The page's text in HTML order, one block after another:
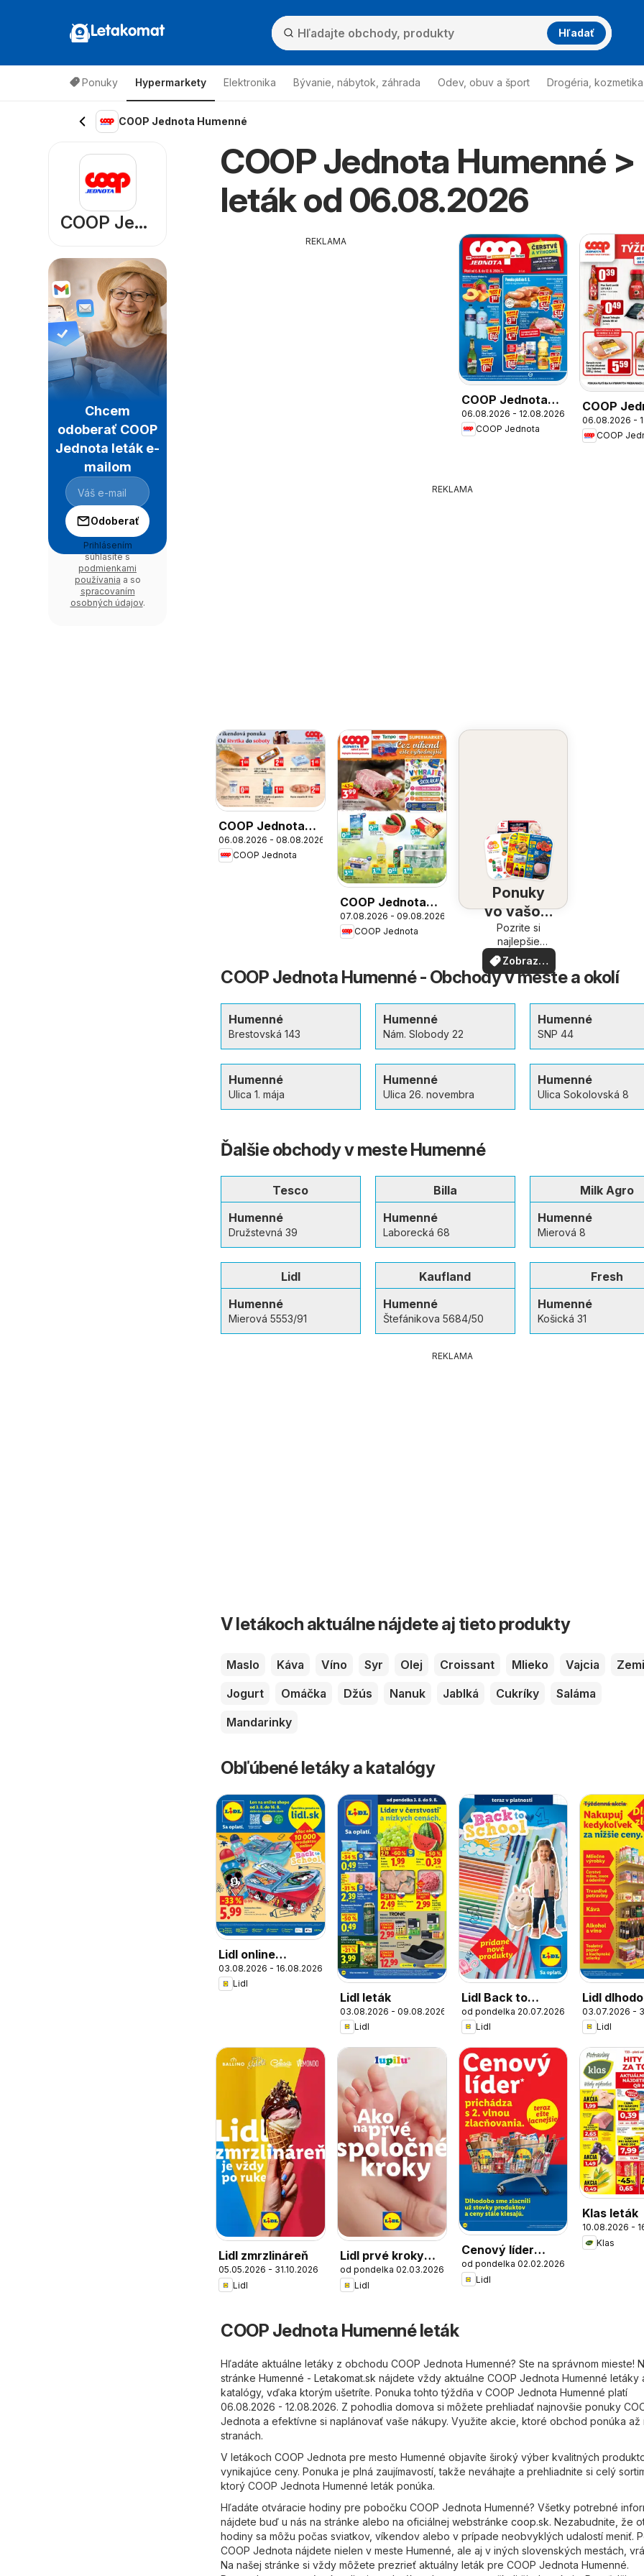
Letakomat Hľadať
Ponuky Hypermarkety Elektronika Bývanie, nábytok, záhrada Odev, obuv a šport Drogéria, kozmetika
COOP Jednota Humenné
COOP Jednota Humenné >
leták od 06.08.2026
REKLAMA
COOP Jednota
leták
06.08.2026 - 12.08.2026
COOP Jednota
COOP
týždňovka
06.08.2026 -
COOP
REKLAMA
COOP Jednota
víkendová
ponuka Trnava
06.08.2026 - 08.08.2026
COOP Jednota
COOP Jednota
cez víkend ešte
výhodnejšie
07.08.2026 - 09.08.2026
COOP Jednota
Ponuky
vo vašom
okolí
Pozrite si
najlepšie
ponuky vo
vašom okolí
Zobraziť
viac
COOP Jednota Humenné - Obchody v meste a okolí
Humenné
Brestovská 143
Humenné
Nám. Slobody 22
Humenné
SNP 44
Humenné
Ulica 1. mája
Humenné
Ulica 26. novembra
Humenné
Ulica Sokolovská 8
Ďalšie obchody v meste Humenné
Tesco
Humenné
Družstevná 39
Billa
Humenné
Laborecká 68
Milk Agro
Humenné
Mierová 8
Lidl
Humenné
Mierová 5553/91
Kaufland
Humenné
Štefánikova 5684/50
Fresh
Humenné
Košická 31
REKLAMA
V letákoch aktuálne nájdete aj tieto produkty
Maslo Káva Víno Syr Olej Croissant Mlieko Vajcia
Jogurt
Omáčka Džús Nanuk Jablká Cukríky
Saláma
Mandarinky
Obľúbené letáky a katalógy
Lidl online
magazín
03.08.2026 - 16.08.2026
Lidl
Lidl leták
03.08.2026 - 09.08.2026
Lidl
Lidl Back to
school
od pondelka 20.07.2026
Lidl
Lidl
zlacnené
03.07.2026 -
Lidl
Lidl zmrzlináreň
05.05.2026 - 31.10.2026
Lidl
Lidl prvé kroky
spolu
od pondelka 02.03.2026
Lidl
Cenový líder
zlacňuje
od pondelka 02.02.2026
Lidl
Klas leták
10.08.2026 -
Klas
COOP Jednota Humenné leták
Hľadáte aktuálne letáky z obchodu COOP Jednota Humenné? Ste na správnom mieste!
stránke Humenné - Letakomat.sk nájdete vždy aktuálne COOP Jednota Humenné letáky
katalógy, vďaka ktorým ušetríte. Ponuka tohto týždňa v COOP Jednota Humenné platí
06.08.2026 - 12.08.2026. Z pohodlia domova si môžete prehliadať najnovšie ponuky
Jednota a efektívne si naplánovať vaše nákupy. Využite akcie, ktoré obchod ponúka až
stranách.
V letákoch COOP Jednota pre mesto Humenné objavíte široký výber kvalitných
vynikajúce ceny. Ponuka je plná zaujímavostí, takže neváhajte a prehliadnite si celý
ktorý COOP Jednota Humenné leták ponúka.
Hľadáte otváracie hodiny pre pobočku COOP Jednota Humenné? Všetky potrebné
nájdete buď u nás na stránke alebo na oficiálnej webstránke coop.sk. Nezabudnite, že
hodiny sa môžu počas sviatkov, víkendov alebo v prípade neobvyklých udalostí meniť.
COOP Jednota nájdete nielen v meste Humenné, ale aj v iných slovenských mestách,
Na našej stránke si vždy môžete prezrieť aktuálny leták pre COOP Jednota Humenné.
COOP Jednota
Chcem
odoberať COOP
Jednota leták e-
mailom
Odoberať
Prihlásením
súhlasíte s
podmienkami
používania a so
spracovaním
osobných údajov.